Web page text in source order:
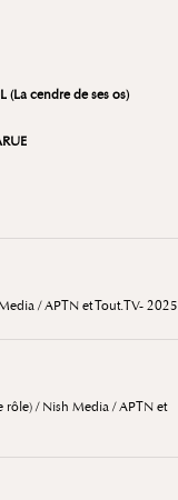
(La cendre de ses os)
/ APTN et Tout.TV- 2025
rôle) / Nish Media / APTN et